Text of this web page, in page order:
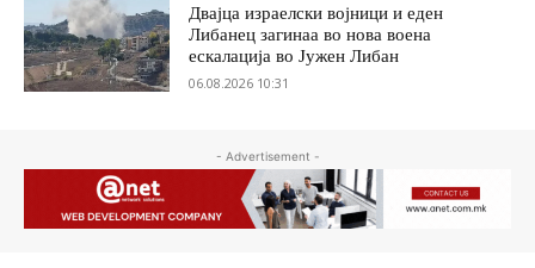
Двајца израелски војници и еден
Либанец загинаа во нова воена
ескалација во Јужен Либан
06.08.2026 10:31
- Advertisement -